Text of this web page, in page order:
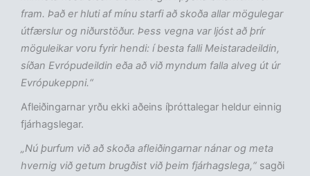
fram. Það er hluti af mínu starfi að skoða allar mögulegar
útfærslur og niðurstöður. Þess vegna var ljóst að þrír
möguleikar voru fyrir hendi: í besta falli Meistaradeildin,
síðan Evrópudeildin eða að við myndum falla alveg út úr
Evrópukeppni.“
Afleiðingarnar yrðu ekki aðeins íþróttalegar heldur einnig
fjárhagslegar.
„Nú þurfum við að skoða afleiðingarnar nánar og meta
hvernig við getum brugðist við þeim fjárhagslega,“ sagði